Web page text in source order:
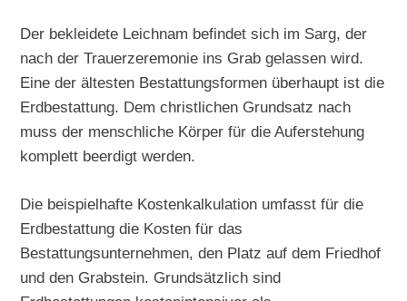
Der bekleidete Leichnam befindet sich im Sarg, der
nach der Trauerzeremonie ins Grab gelassen wird.
Eine der ältesten Bestattungsformen überhaupt ist die
Erdbestattung. Dem christlichen Grundsatz nach
muss der menschliche Körper für die Auferstehung
komplett beerdigt werden.
Die beispielhafte Kostenkalkulation umfasst für die
Erdbestattung die Kosten für das
Bestattungsunternehmen, den Platz auf dem Friedhof
und den Grabstein. Grundsätzlich sind